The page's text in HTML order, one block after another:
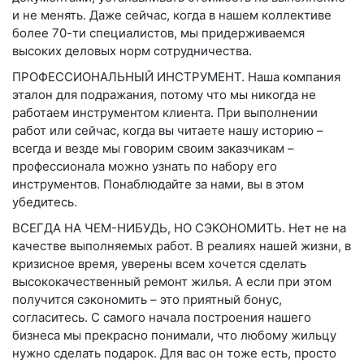
и не менять. Даже сейчас, когда в нашем коллективе
более 70-ти специалистов, мы придерживаемся
высоких деловых норм сотрудничества.
ПРОФЕССИОНАЛЬНЫЙ ИНСТРУМЕНТ. Наша компания
эталон для подражания, потому что мы никогда не
работаем инструментом клиента. При выполнении
работ или сейчас, когда вы читаете нашу историю –
всегда и везде мы говорим своим заказчикам –
профессионала можно узнать по набору его
инструментов. Понаблюдайте за нами, вы в этом
убедитесь.
ВСЕГДА НА ЧЕМ-НИБУДЬ, НО СЭКОНОМИТЬ. Нет не на
качестве выполняемых работ. В реалиях нашей жизни, в
кризисное время, уверены всем хочется сделать
высококачественный ремонт жилья. А если при этом
получится сэкономить – это приятный бонус,
согласитесь. С самого начала построения нашего
бизнеса мы прекрасно понимали, что любому жильцу
нужно сделать подарок. Для вас он тоже есть, просто